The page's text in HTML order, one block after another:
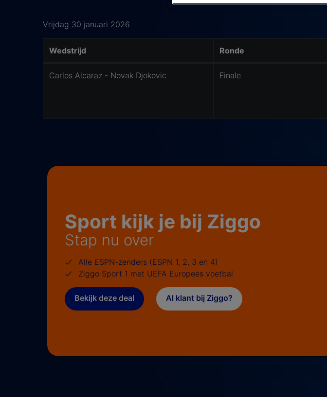
Vrijdag 30 januari 2026
Wedstrijd Ronde
Carlos Alcaraz - Novak Djokovic Finale
Sport kijk je bij Ziggo
Stap nu over
Alle ESPN-zenders (ESPN 1, 2, 3 en 4)
Ziggo Sport 1 met UEFA Europees voetbal
Bekijk deze deal Al klant bij Ziggo?